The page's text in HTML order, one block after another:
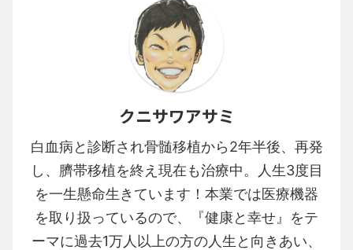
クニサワアサミ
白血病と診断され骨髄移植から2年半後、再発
し、臍帯移植を終え現在も治療中。人生3度目
を一生懸命生きています！本業では医療機器
を取り扱っているので、『健康と幸せ』をテ
ーマに過去1万人以上の方の人生と向きあい、